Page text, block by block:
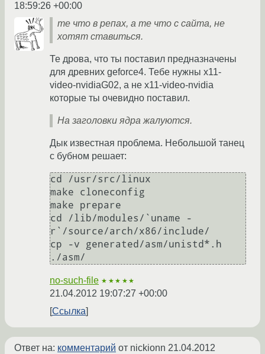
18:59:26 +00:00
те что в репах, а те что с сайта, не
хотят ставиться.
Те дрова, что ты поставил предназначены
для древних geforce4. Тебе нужны x11-
video-nvidiaG02, а не x11-video-nvidia
которые ты очевидно поставил.
На заголовки ядра жалуются.
Дык известная проблема. Небольшой танец
с бубном решает:
cd /usr/src/linux
make cloneconfig
make prepare
cd /lib/modules/`uname -
r`/source/arch/x86/include/
cp -v generated/asm/unistd*.h
no-such-file ★★★★★
21.04.2012 19:07:27 +00:00
Ссылка
Ответ на: комментарий от nickionn 21.04.2012